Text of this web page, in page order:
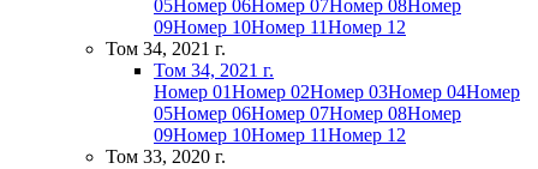
05Номер 06Номер 07Номер 08Номер
09Номер 10Номер 11Номер 12
Том 34, 2021 г.
Том 34, 2021 г.
Номер 01Номер 02Номер 03Номер 04Номер
05Номер 06Номер 07Номер 08Номер
09Номер 10Номер 11Номер 12
Том 33, 2020 г.